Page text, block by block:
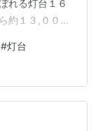
れる灯台１６
約１３,０００
鳥羽 ぶら～
中 鳥羽市で
・・ ご訪問有
励みに 毎日 更
参加中…
#灯台